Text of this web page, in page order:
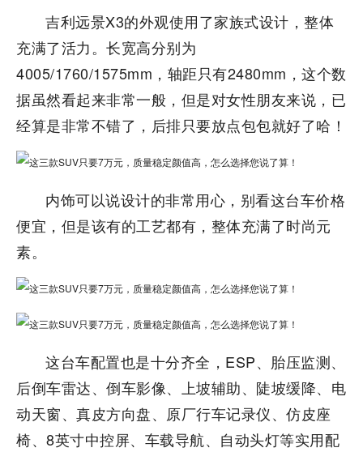
吉利远景X3的外观使用了家族式设计，整体
充满了活力。长宽高分别为
4005/1760/1575mm，轴距只有2480mm，这个数
据虽然看起来非常一般，但是对女性朋友来说，已
经算是非常不错了，后排只要放点包包就好了哈！
内饰可以说设计的非常用心，别看这台车价格
便宜，但是该有的工艺都有，整体充满了时尚元
素。
这台车配置也是十分齐全，ESP、胎压监测、
后倒车雷达、倒车影像、上坡辅助、陡坡缓降、电
动天窗、真皮方向盘、原厂行车记录仪、仿皮座
椅、8英寸中控屏、车载导航、自动头灯等实用配